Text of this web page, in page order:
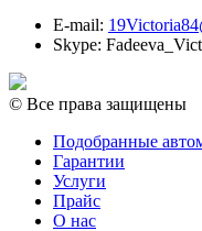
E-mail:
Skype:
© Все права защищены
Подобранные
Гарантии
Услуги
Прайс
О нас